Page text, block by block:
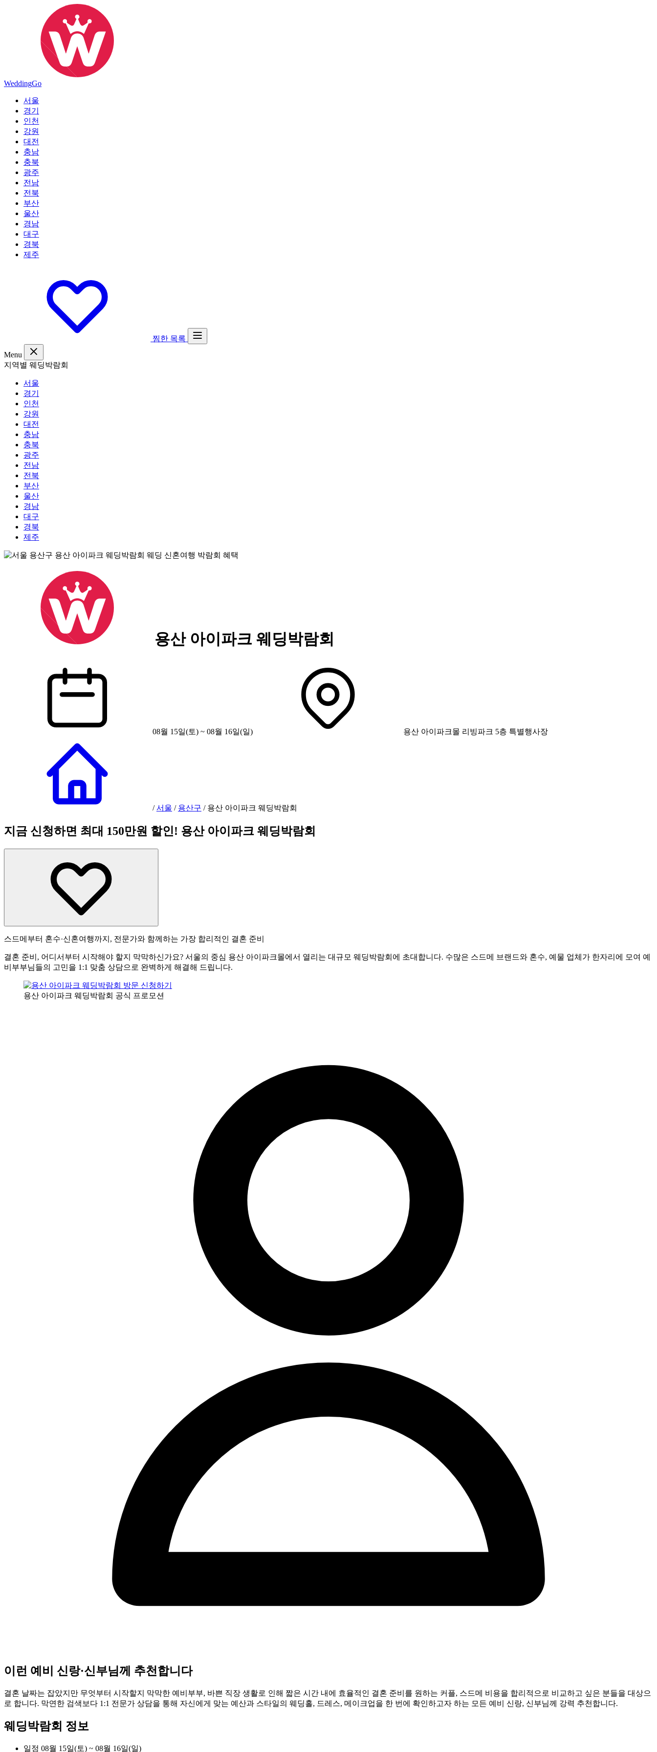
WeddingGo
서울
경기
인천
강원
대전
충남
충북
광주
전남
전북
부산
울산
경남
대구
경북
제주
찜한 목록
Menu
지역별 웨딩박람회
서울
경기
인천
강원
대전
충남
충북
광주
전남
전북
부산
울산
경남
대구
경북
제주
용산 아이파크 웨딩박람회
08월 15일(토) ~ 08월 16일(일) 용산 아이파크몰 리빙파크 5층 특별행사장
/ 서울 / 용산구 / 용산 아이파크 웨딩박람회
지금 신청하면 최대 150만원 할인! 용산 아이파크 웨딩박람회
스드메부터 혼수·신혼여행까지, 전문가와 함께하는 가장 합리적인 결혼 준비
결혼 준비, 어디서부터 시작해야 할지 막막하신가요? 서울의 중심 용산 아이파크몰에서 열리는 대규모 웨딩박람회에 초대합니다. 수많은 스드메 브랜드와 혼수, 예물 업체가 한자리에 모여 예
비부부님들의 고민을 1:1 맞춤 상담으로 완벽하게 해결해 드립니다.
용산 아이파크 웨딩박람회 공식 프로모션
이런 예비 신랑·신부님께 추천합니다
결혼 날짜는 잡았지만 무엇부터 시작할지 막막한 예비부부, 바쁜 직장 생활로 인해 짧은 시간 내에 효율적인 결혼 준비를 원하는 커플, 스드메 비용을 합리적으로 비교하고 싶은 분들을 대상으
로 합니다. 막연한 검색보다 1:1 전문가 상담을 통해 자신에게 맞는 예산과 스타일의 웨딩홀, 드레스, 메이크업을 한 번에 확인하고자 하는 모든 예비 신랑, 신부님께 강력 추천합니다.
웨딩박람회 정보
일정 08월 15일(토) ~ 08월 16일(일)